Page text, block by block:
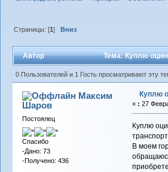
Страницы: [1] Вниз
Автор Тема: Куплю
0 Пользователей и 1 Гость просматривают эту
Максим
Шаров
Постоялец
Спасибо
-Дано: 73
-Получено: 436
Куплю
« : 27
Куплю
В моем